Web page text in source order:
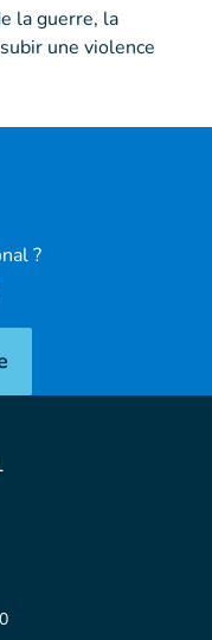
la guerre, la
une violence
?